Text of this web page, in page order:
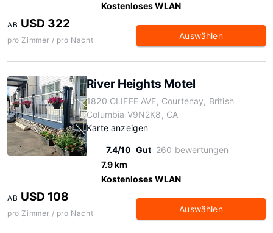
Kostenloses WLAN
AB USD 322
pro Zimmer / pro Nacht Auswählen
River Heights Motel
1820 CLIFFE AVE, Courtenay, British
Columbia V9N2K8, CA
Karte anzeigen
7.4/10 Gut 260 bewertungen
7.9 km
Kostenloses WLAN
AB USD 108
pro Zimmer / pro Nacht Auswählen